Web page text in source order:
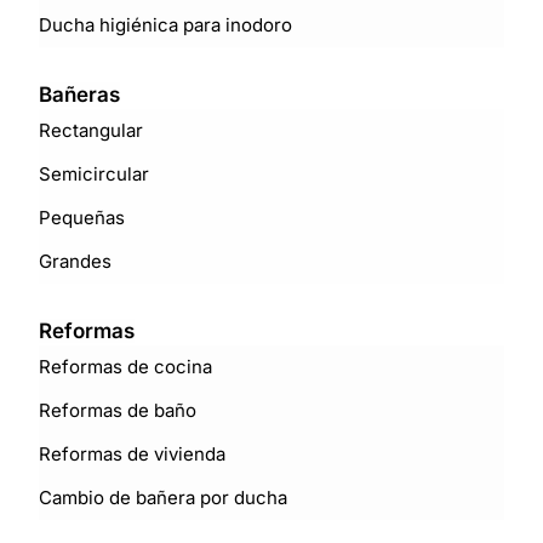
Ducha higiénica para inodoro
Bañeras
Rectangular
Semicircular
Pequeñas
Grandes
Reformas
Reformas de cocina
Reformas de baño
Reformas de vivienda
Cambio de bañera por ducha